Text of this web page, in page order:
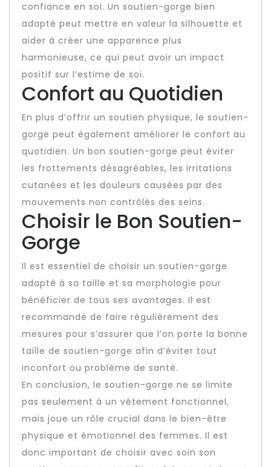
confiance en soi. Un soutien-gorge bien
adapté peut mettre en valeur la silhouette et
aider à créer une apparence plus
harmonieuse, ce qui peut avoir un impact
positif sur l’estime de soi.
Confort au Quotidien
En plus d’offrir un soutien physique, le soutien-
gorge peut également améliorer le confort au
quotidien. Un bon soutien-gorge peut éviter
les frottements désagréables, les irritations
cutanées et les douleurs causées par des
mouvements non contrôlés des seins.
Choisir le Bon Soutien-
Gorge
Il est essentiel de choisir un soutien-gorge
adapté à sa taille et sa morphologie pour
bénéficier de tous ses avantages. Il est
recommandé de faire régulièrement des
mesures pour s’assurer que l’on porte la bonne
taille de soutien-gorge afin d’éviter tout
inconfort ou problème de santé.
En conclusion, le soutien-gorge ne se limite
pas seulement à un vêtement fonctionnel,
mais joue un rôle crucial dans le bien-être
physique et émotionnel des femmes. Il est
donc important de choisir avec soin son